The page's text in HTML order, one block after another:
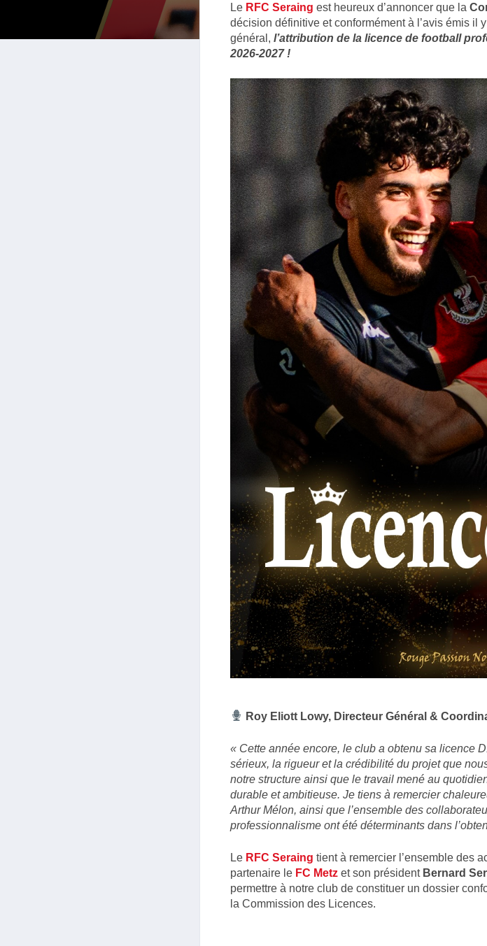
Le RFC Seraing est heureux d’annoncer que la
décision définitive et conformément à l’avis émis il
général, l’attribution de la licence de football
2026-2027 !
Roy Eliott Lowy, Directeur Général &
« Cette année encore, le club a obtenu sa licence
sérieux, la rigueur et la crédibilité du projet que
notre structure ainsi que le travail mené au
durable et ambitieuse. Je tiens à remercier
Arthur Mélon, ainsi que l’ensemble des
professionnalisme ont été déterminants dans
Le RFC Seraing tient à remercier l’ensemble des
partenaire le FC Metzet son président Bernard
permettre à notre club de constituer un dossier
la Commission des Licences.